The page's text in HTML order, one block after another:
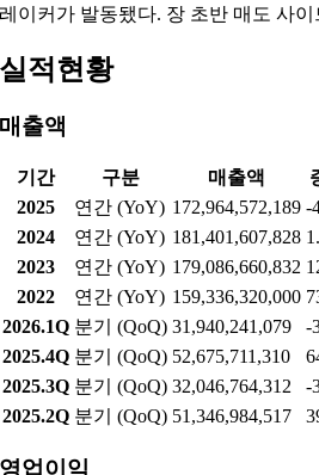
레이커가 발동됐다. 장 초반 매도 사
실적현황
매출액
기간 구분 매출액
2025
연간 (YoY) 172,964,572,189 -
2024
연간 (YoY) 181,401,607,828
2023
연간 (YoY) 179,086,660,832
2022
연간 (YoY) 159,336,320,000
2026.1Q 분기 (QoQ) 31,940,241,079
-
2025.4Q 분기 (QoQ) 52,675,711,310
2025.3Q 분기 (QoQ) 32,046,764,312
-
2025.2Q 분기 (QoQ) 51,346,984,517
영업이익